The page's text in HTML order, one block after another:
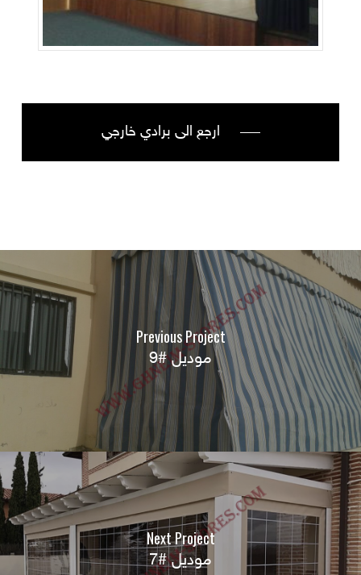
ارجع الى برادي خارجي
Previous Project
موديل #9
Next Project
موديل #7